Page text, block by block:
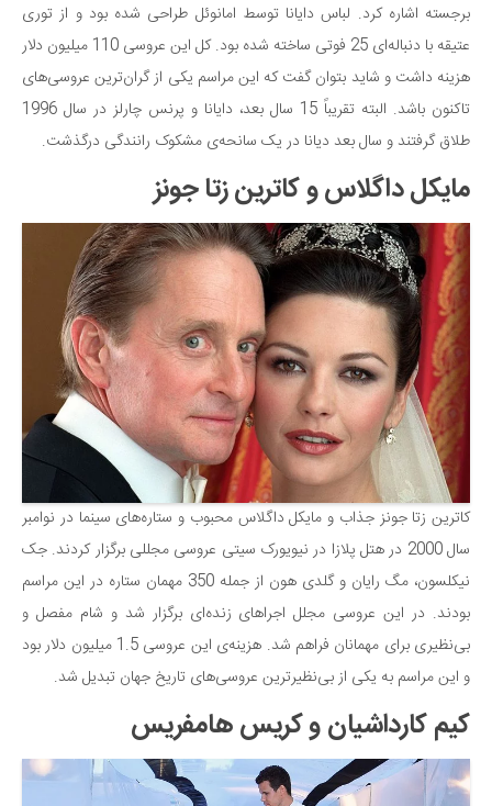
برجسته اشاره کرد. لباس دایانا توسط امانوئل طراحی شده بود و از توری
عتیقه با دنباله‌ای 25 فوتی ساخته شده بود. کل این عروسی 110 میلیون دلار
هزینه داشت و شاید بتوان گفت که این مراسم یکی از گران‌ترین عروسی‌های
تاکنون باشد. البته تقریباً 15 سال بعد، دایانا و پرنس چارلز در سال 1996
طلاق گرفتند و سال بعد دیانا در یک سانحه‌ی مشکوک رانندگی درگذشت.
مایکل داگلاس و کاترین زتا جونز
کاترین زتا جونز جذاب و مایکل داگلاس محبوب و ستاره‌های سینما در نوامبر
سال 2000 در هتل پلازا در نیویورک سیتی عروسی مجللی برگزار کردند. جک
نیکلسون، مگ رایان و گلدی هون از جمله 350 مهمان ستاره در این مراسم
بودند. در این عروسی مجلل اجراهای زنده‌ای برگزار شد و شام مفصل و
بی‌نظیری برای مهمانان فراهم شد. هزینه‌ی این عروسی 1.5 میلیون دلار بود
و این مراسم به یکی از بی‌نظیرترین عروسی‌های تاریخ جهان تبدیل شد.
کیم کارداشیان و کریس هامفریس